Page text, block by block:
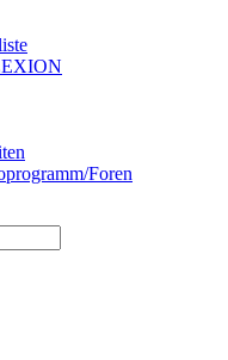
Foren